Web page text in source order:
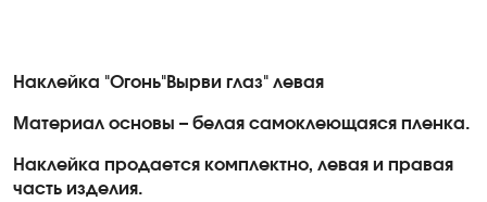
Наклейка "Огонь"Вырви глаз" левая
Материал основы – белая самоклеющаяся пленка.
Наклейка продается комплектно, левая и правая
часть изделия.